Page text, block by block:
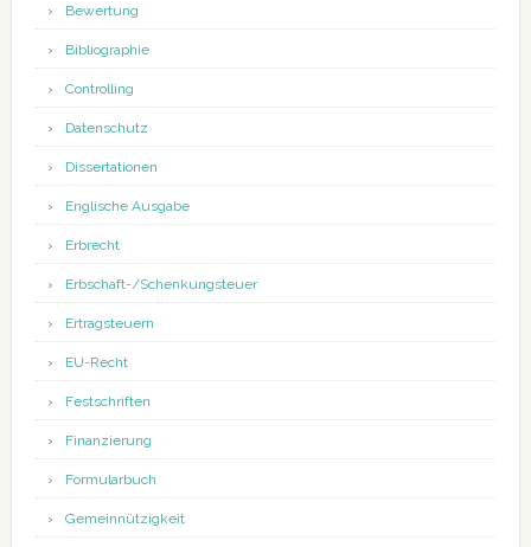
Bewertung
Bibliographie
Controlling
Datenschutz
Dissertationen
Englische Ausgabe
Erbrecht
Erbschaft-/Schenkungsteuer
Ertragsteuern
EU-Recht
Festschriften
Finanzierung
Formularbuch
Gemeinnützigkeit